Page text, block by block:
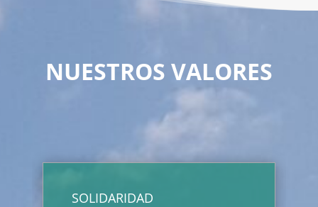
NUESTROS VALORES
SOLIDARIDAD